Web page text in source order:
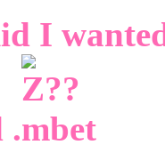
I
.